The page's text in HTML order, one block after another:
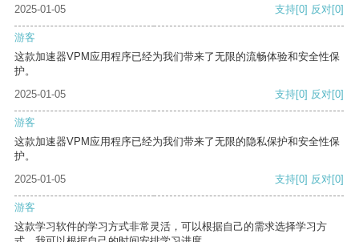
2025-01-05 支持[0] 反对[0]
游客
这款加速器VPM应用程序已经为我们带来了无限的流畅体验和安全性保
护。
2025-01-05
支持[0] 反对[0]
游客
这款加速器VPM应用程序已经为我们带来了无限的隐私保护和安全性保
护。
2025-01-05
支持[0] 反对[0]
游客
这款学习软件的学习方式非常灵活，可以根据自己的需求选择学习方